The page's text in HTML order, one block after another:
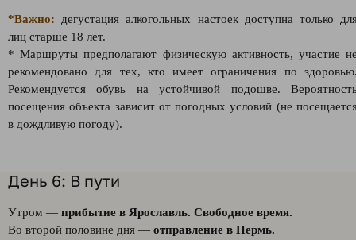
*Важно: дегустация алкогольных настоек доступна только
лиц старше 18 лет.
* Маршруты предполагают физическую активность, участие
рекомендовано для тех, кто имеет ограничения по
Рекомендуется обувь на устойчивой подошве.
посещения объекта зависит от погодных условий (не
в дождливую погоду).
День 6: В пути
Утром — прибытие в Ярославль. Свободное время.
Во второй половине дня — отправление в Пермь.